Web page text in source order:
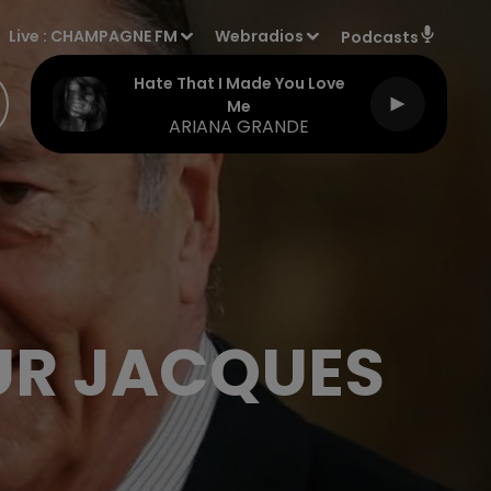
Live : CHAMPAGNE FM Webradios Podcasts
Hate That I Made You Love
Me
ARIANA GRANDE
JACQUES